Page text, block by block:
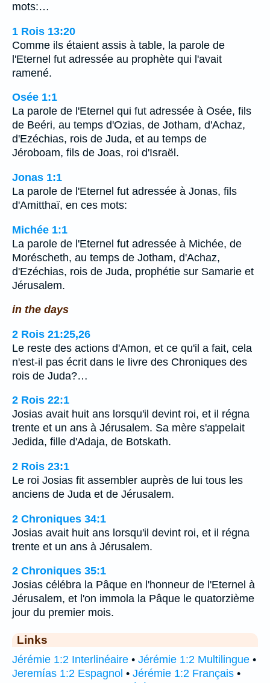
mots:…
1 Rois 13:20
Comme ils étaient assis à table, la parole de
l'Eternel fut adressée au prophète qui l'avait
ramené.
Osée 1:1
La parole de l'Eternel qui fut adressée à Osée, fils
de Beéri, au temps d'Ozias, de Jotham, d'Achaz,
d'Ezéchias, rois de Juda, et au temps de
Jéroboam, fils de Joas, roi d'Israël.
Jonas 1:1
La parole de l'Eternel fut adressée à Jonas, fils
d'Amitthaï, en ces mots:
Michée 1:1
La parole de l'Eternel fut adressée à Michée, de
Moréscheth, au temps de Jotham, d'Achaz,
d'Ezéchias, rois de Juda, prophétie sur Samarie et
Jérusalem.
in the days
2 Rois 21:25,26
Le reste des actions d'Amon, et ce qu'il a fait, cela
n'est-il pas écrit dans le livre des Chroniques des
rois de Juda?…
2 Rois 22:1
Josias avait huit ans lorsqu'il devint roi, et il régna
trente et un ans à Jérusalem. Sa mère s'appelait
Jedida, fille d'Adaja, de Botskath.
2 Rois 23:1
Le roi Josias fit assembler auprès de lui tous les
anciens de Juda et de Jérusalem.
2 Chroniques 34:1
Josias avait huit ans lorsqu'il devint roi, et il régna
trente et un ans à Jérusalem.
2 Chroniques 35:1
Josias célébra la Pâque en l'honneur de l'Eternel à
Jérusalem, et l'on immola la Pâque le quatorzième
jour du premier mois.
Links
Jérémie 1:2 Interlinéaire • Jérémie 1:2 Multilingue •
Jeremías 1:2 Espagnol • Jérémie 1:2 Français •